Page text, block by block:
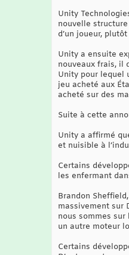
Unity
nouvelle
d’un joueur,
Unity a ensuite
nouveaux frais, il
Unity pour lequel
jeu acheté aux
acheté sur des
Suite à cette
Unity a affirmé
et nuisible à
Certains
les enfermant
Brandon
massivement sur
nous sommes
un autre moteur
Certains